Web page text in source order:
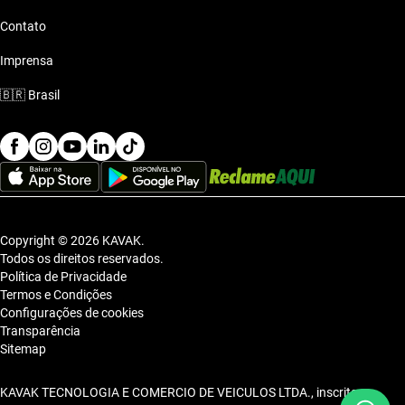
Contato
Imprensa
🇧🇷 Brasil
Copyright © 2026 KAVAK.
Todos os direitos reservados.
Política de Privacidade
Termos e Condições
Configurações de cookies
Transparência
Sitemap
KAVAK TECNOLOGIA E COMERCIO DE VEICULOS LTDA., inscrita no